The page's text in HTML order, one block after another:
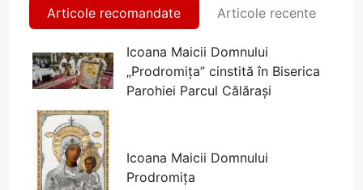
Articole recomandate Articole recente
Icoana Maicii Domnului
„Prodromița” cinstită în Biserica
Parohiei Parcul Călărași
Icoana Maicii Domnului
Prodromița